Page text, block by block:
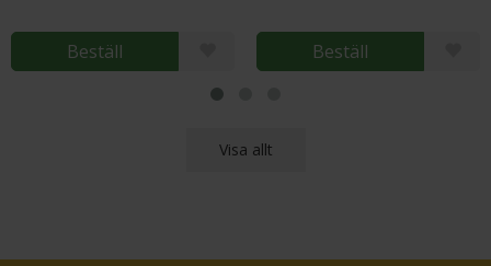
Beställ Beställ
Visa allt